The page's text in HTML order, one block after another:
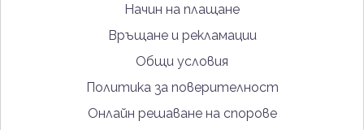
Начин на плащане
Връщане и рекламации
Общи условия
Политика за поверителност
Онлайн решаване на спорове